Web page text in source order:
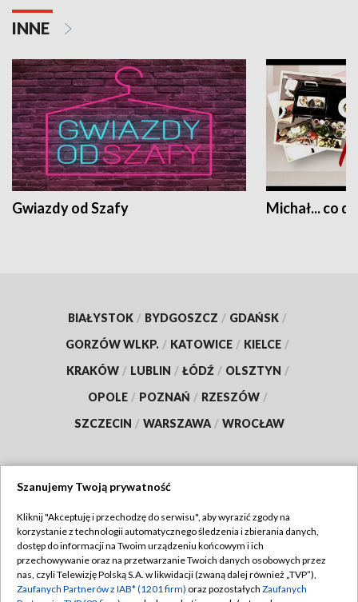
INNE
Gwiazdy od Szafy Michał... co
BIAŁYSTOK / BYDGOSZCZ / GDAŃSK /
GORZÓW WLKP. / KATOWICE / KIELCE /
KRAKÓW / LUBLIN / ŁÓDŹ / OLSZTYN /
OPOLE / POZNAŃ / RZESZÓW /
SZCZECIN / WARSZAWA / WROCŁAW
TVP
Abonament TVP
Emisja w TVP
Regulamin TVP
Polityka prywatności
Szanujemy Twoją prywatność
Kliknij "Akceptuję i przechodzę do serwisu", aby wyrazić zgody na
korzystanie z technologii automatycznego śledzenia i zbierania danych,
dostęp do informacji na Twoim urządzeniu końcowym i ich
przechowywanie oraz na przetwarzanie Twoich danych osobowych przez
nas, czyli Telewizję Polską S.A. w likwidacji (zwaną dalej również „TVP”),
Zaufanych Partnerów z IAB* (1201 firm) oraz pozostałych Zaufanych